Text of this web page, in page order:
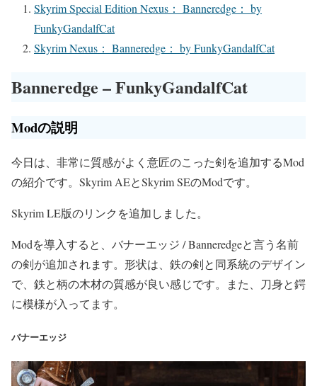
Skyrim Special Edition Nexus： Banneredge： by
FunkyGandalfCat
Skyrim Nexus： Banneredge： by FunkyGandalfCat
Banneredge – FunkyGandalfCat
Modの説明
今日は、非常に質感がよく意匠のこった剣を追加するMod
の紹介です。Skyrim AEとSkyrim SEのModです。
Skyrim LE版のリンクを追加しました。
Modを導入すると、バナーエッジ / Banneredgeと言う名前
の剣が追加されます。形状は、鉄の剣と同系統のデザイン
で、鉄と柄の木材の質感が良い感じです。また、刀身と鍔
に模様が入ってます。
バナーエッジ